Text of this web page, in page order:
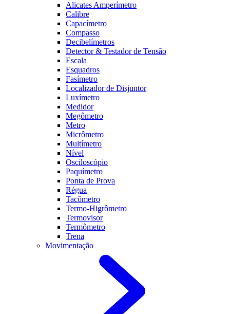
Alicates Amperímetro
Calibre
Capacímetro
Compasso
Decibelímetros
Detector & Testador de Tensão
Escala
Esquadros
Fasímetro
Localizador de Disjuntor
Luxímetro
Medidor
Megômetro
Metro
Micrômetro
Multímetro
Nível
Osciloscópio
Paquímetro
Ponta de Prova
Régua
Tacômetro
Termo-Higrômetro
Termovisor
Termômetro
Trena
Movimentação